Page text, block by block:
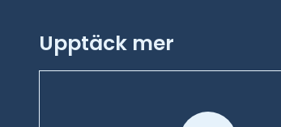
Upptäck mer